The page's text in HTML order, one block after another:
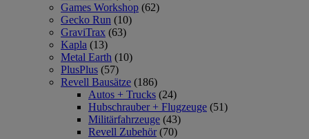
Games Workshop (62)
Gecko Run (10)
GraviTrax (63)
Kapla (13)
Metal Earth (10)
PlusPlus (57)
Revell Bausätze (186)
Autos + Trucks (24)
Hubschrauber + Flugzeuge (51)
Militärfahrzeuge (43)
Revell Zubehör (70)